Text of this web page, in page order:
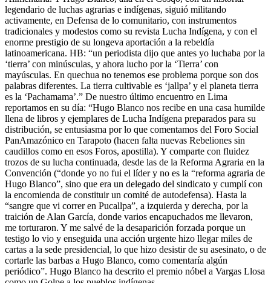
legendario de luchas agrarias e indígenas, siguió militando
activamente, en Defensa de lo comunitario, con instrumentos
tradicionales y modestos como su revista Lucha Indígena, y con el
enorme prestigio de su longeva aportación a la rebeldía
latinoamericana. HB: “un periodista dijo que antes yo luchaba por la
‘tierra’ con minúsculas, y ahora lucho por la ‘Tierra’ con
mayúsculas. En quechua no tenemos ese problema porque son dos
palabras diferentes. La tierra cultivable es ‘jallpa’ y el planeta tierra
es la ‘Pachamama’.” De nuestro último encuentro en Lima
reportamos en su día: “Hugo Blanco nos recibe en una casa humilde
llena de libros y ejemplares de Lucha Indígena preparados para su
distribución, se entusiasma por lo que comentamos del Foro Social
PanAmazónico en Tarapoto (hacen falta nuevas Rebeliones sin
caudillos como en esos Foros, apostilla). Y comparte con fluidez
trozos de su lucha continuada, desde las de la Reforma Agraria en la
Convención (“donde yo no fui el líder y no es la “reforma agraria de
Hugo Blanco”, sino que era un delegado del sindicato y cumplí con
la encomienda de constituir un comité de autodefensa). Hasta la
“sangre que vi correr en Pucallpa”, a izquierda y derecha, por la
traición de Alan García, donde varios encapuchados me llevaron,
me torturaron. Y me salvé de la desaparición forzada porque un
testigo lo vio y enseguida una acción urgente hizo llegar miles de
cartas a la sede presidencial, lo que hizo desistir de su asesinato, o de
cortarle las barbas a Hugo Blanco, como comentaría algún
periódico”. Hugo Blanco ha descrito el premio nóbel a Vargas Llosa